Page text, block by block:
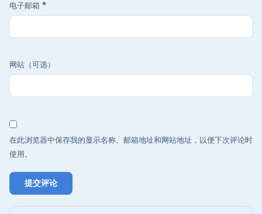
电子邮箱 *
网站（可选）
在此浏览器中保存我的显示名称、邮箱地址和网站地址，以便下次评论时
使用。